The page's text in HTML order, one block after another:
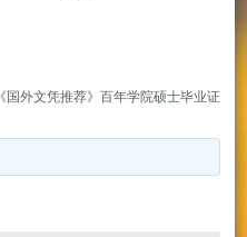
《国外文凭推荐》百年学院硕士毕业证